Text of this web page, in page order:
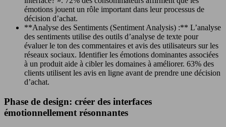
émotions jouent un rôle important dans leur processus de
décision d’achat.
**Analyse des Sentiments (Sentiment Analysis) :** L’analyse
des sentiments utilise des outils d’analyse de texte pour
évaluer le ton des commentaires et avis des utilisateurs sur les
réseaux sociaux. Identifier les émotions dominantes associées
à un produit aide à cibler les domaines à améliorer. 63% des
clients utilisent les avis en ligne avant de prendre une décision
d’achat.
Phase de design: créer des interfaces
émotionnellement résonnantes